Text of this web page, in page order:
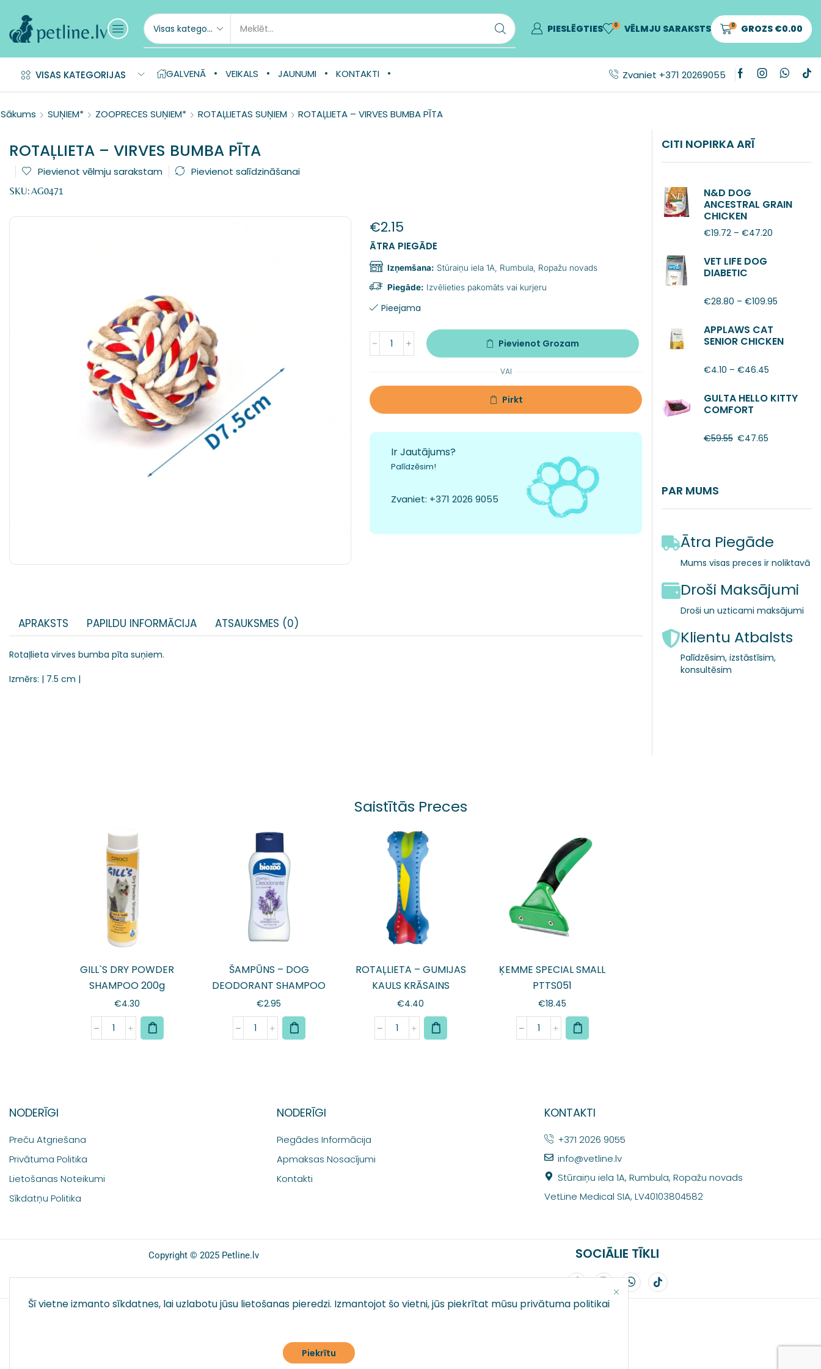
PIESLĒGTIES 0 VĒLMJU SARAKSTS 0 GROZS €0.00
VISAS KATEGORIJAS GALVENĀ VEIKALS JAUNUMI KONTAKTI Zvaniet +371 20269055
Sākums SUŅIEM* ZOOPRECES SUŅIEM* ROTAĻLIETAS SUŅIEM ROTAĻLIETA – VIRVES BUMBA PĪTA
ROTAĻLIETA – VIRVES BUMBA PĪTA
Pievienot vēlmju sarakstam Pievienot salīdzināšanai
SKU:AG0471
€2.15
ĀTRA PIEGĀDE
Izņemšana: Stūraiņu iela 1A, Rumbula, Ropažu novads
Piegāde: Izvēlieties pakomāts vai kurjeru
Pieejama
Pievienot Grozam
VAI
Pirkt
Ir Jautājums?
Palīdzēsim!
Zvaniet: +371 2026 9055
APRAKSTS PAPILDU INFORMĀCIJA ATSAUKSMES (0)
Rotaļlieta virves bumba pīta suņiem.
Izmērs: | 7.5 cm |
CITI NOPIRKA ARĪ
N&D DOG
ANCESTRAL GRAIN
CHICKEN
POMEGRANATE
ADULT MINI
€19.72 – €47.20
VET LIFE DOG
DIABETIC
€28.80 – €109.95
APPLAWS CAT
SENIOR CHICKEN
€4.10 – €46.45
GULTA HELLO KITTY
COMFORT
€59.55 €47.65
PAR MUMS
Ātra Piegāde
Mums visas preces ir noliktavā
Droši Maksājumi
Droši un uzticami maksājumi
Klientu Atbalsts
Palīdzēsim, izstāstīsim,
konsultēsim
Saistītās Preces
GILL`S DRY POWDER
SHAMPOO 200g
€4.30
ŠAMPŪNS – DOG
DEODORANT SHAMPOO
250ml
€2.95
ROTAĻLIETA – GUMIJAS
KAULS KRĀSAINS
€4.40
ĶEMME SPECIAL SMALL
PTTS051
€18.45
Šī vietne izmanto sīkdatnes, lai uzlabotu jūsu lietošanas pieredzi. Izmantojot šo vietni, jūs piekrītat mūsu privātuma politikai
Piekrītu
NODERĪGI
Preču Atgriešana
Privātuma Politika
Lietošanas Noteikumi
Sīkdatņu Politika
NODERĪGI
Piegādes Informācija
Apmaksas Nosacījumi
Kontakti
KONTAKTI
+371 2026 9055
info@vetline.lv
Stūraiņu iela 1A, Rumbula, Ropažu novads
VetLine Medical SIA, LV40103804582
Copyright © 2025 Petline.lv SOCIĀLIE TĪKLI